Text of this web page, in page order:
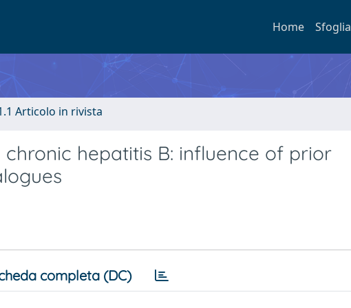
Home Sfoglia
Articolo in rivista
hepatitis B: influence of prior
completa (DC)